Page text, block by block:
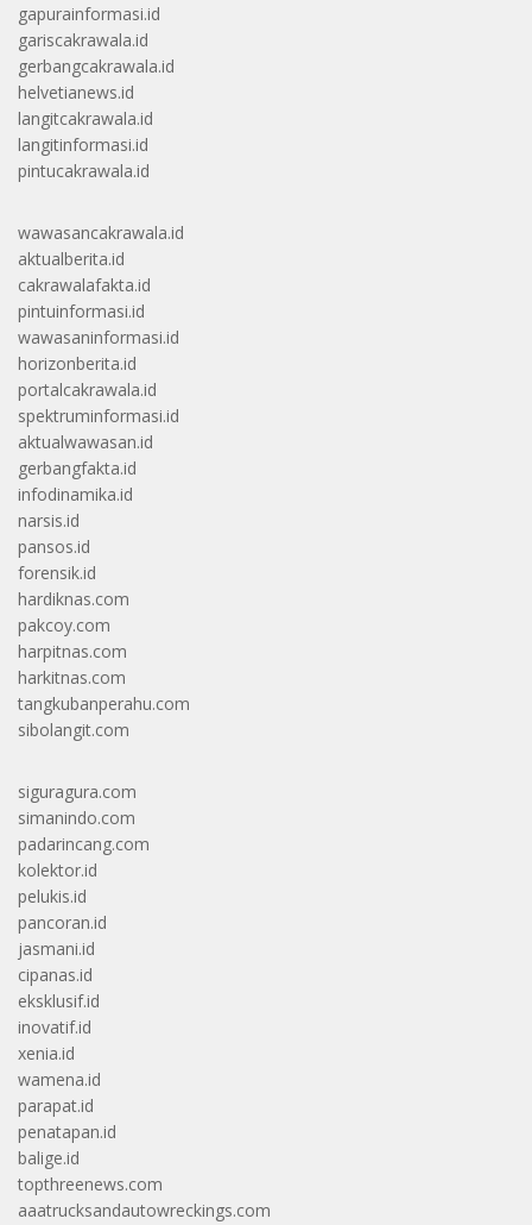
gapurainformasi.id
gariscakrawala.id
gerbangcakrawala.id
helvetianews.id
langitcakrawala.id
langitinformasi.id
pintucakrawala.id
wawasancakrawala.id
aktualberita.id
cakrawalafakta.id
pintuinformasi.id
wawasaninformasi.id
horizonberita.id
portalcakrawala.id
spektruminformasi.id
aktualwawasan.id
gerbangfakta.id
infodinamika.id
narsis.id
pansos.id
forensik.id
hardiknas.com
pakcoy.com
harpitnas.com
harkitnas.com
tangkubanperahu.com
sibolangit.com
siguragura.com
simanindo.com
padarincang.com
kolektor.id
pelukis.id
pancoran.id
jasmani.id
cipanas.id
eksklusif.id
inovatif.id
xenia.id
wamena.id
parapat.id
penatapan.id
balige.id
topthreenews.com
aaatrucksandautowreckings.com